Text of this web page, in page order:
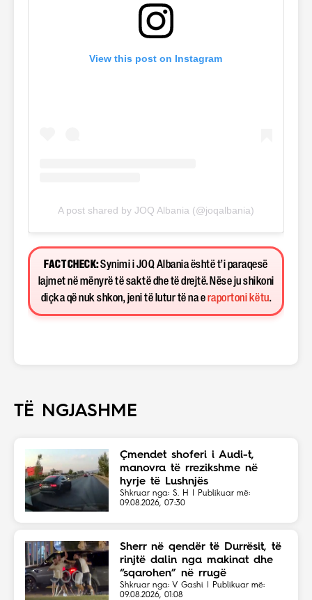
View this post on Instagram
A post shared by JOQ Albania (@joqalbania)
FACT CHECK:Synimi i JOQ Albania është t’i paraqesë
lajmet në mënyrë të saktë dhe të drejtë. Nëse ju shikoni
diçka që nuk shkon, jeni të lutur të na e raportoni këtu.
TË NGJASHME
Çmendet shoferi i Audi-t,
manovra të rrezikshme në
hyrje të Lushnjës
Shkruar nga: S. H | Publikuar më:
09.08.2026, 07:30
Sherr në qendër të Durrësit, të
rinjtë dalin nga makinat dhe
“sqarohen” në rrugë
Shkruar nga: V Gashi | Publikuar më:
09.08.2026, 01:08